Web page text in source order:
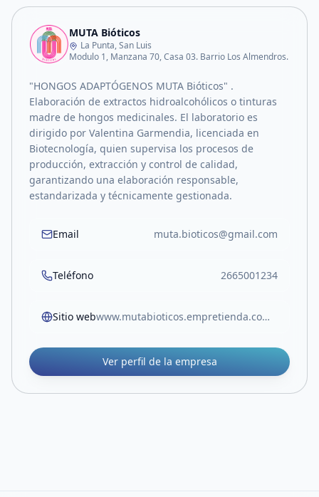
MUTA Bióticos
La Punta, San Luis
Modulo 1, Manzana 70, Casa 03. Barrio Los Almendros.
"HONGOS ADAPTÓGENOS MUTA Bióticos" .
Elaboración de extractos hidroalcohólicos o tinturas
madre de hongos medicinales. El laboratorio es
dirigido por Valentina Garmendia, licenciada en
Biotecnología, quien supervisa los procesos de
producción, extracción y control de calidad,
garantizando una elaboración responsable,
estandarizada y técnicamente gestionada.
Email muta.bioticos@gmail.com
Teléfono 2665001234
Sitio web www.mutabioticos.empretienda.com.ar
Ver perfil de la empresa